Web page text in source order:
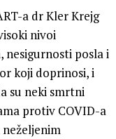
a dr Kler Krejg
nivoi
nesigurnosti posla i
koji doprinosi, i
su neki smrtni
protiv COVID-a
neželjenim